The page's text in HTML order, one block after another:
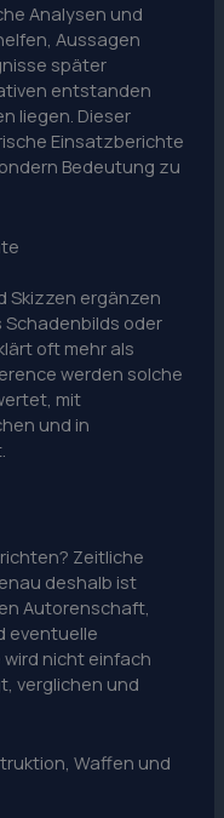
Analysen und
Aussagen
später
entstanden
liegen. Dieser
Einsatzberichte
Bedeutung zu
Skizzen ergänzen
Schadenbilds oder
oft mehr als
werden solche
mit
und in
Zeitliche
deshalb ist
Autorenschaft,
eventuelle
nicht einfach
verglichen und
Waffen und